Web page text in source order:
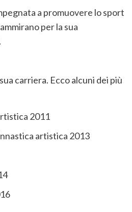
a promuovere lo sport
per la sua
carriera. Ecco alcuni dei più
2011
artistica 2013